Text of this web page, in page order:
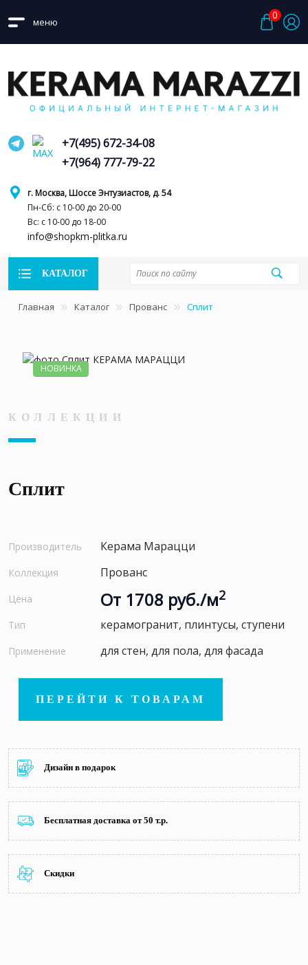
меню
0
г. Москва, Шоссе Энтузиастов, д. 54
Пн-Сб: с 10-00 до 20-00
Вс: с 10-00 до 18-00
info@shopkm-plitka.ru
+7(495) 672-34-08
+7(964) 777-79-22
КАТАЛОГ
Главная Каталог Прованс Сплит
НОВИНКА
КОЛЛЕКЦИИ
Сплит
Производитель Керама Марацци
Коллекция Прованс
Цена От 1708 руб./м2
Тип керамогранит, плинтусы, ступени
Применение для стен, для пола, для фасада
ПЕРЕЙТИ К ТОВАРАМ
Дизайн в подарок
Бесплатная доставка от 50 т.р.
Скидки